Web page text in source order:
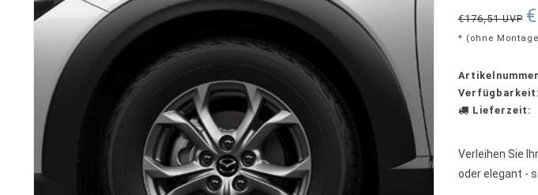
€176,51 UVP
* (ohne
Verfügbarkeit:
Lieferzeit:
Verleihen Sie
oder elegant -